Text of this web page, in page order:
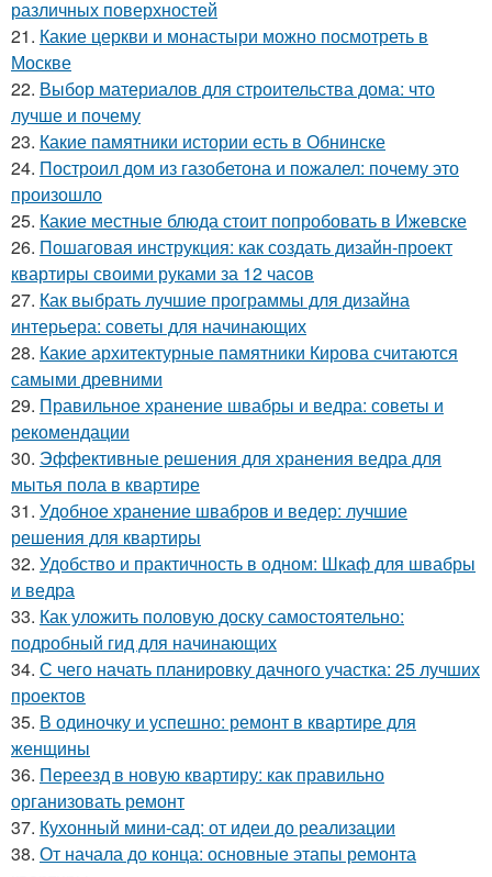
различных поверхностей
21. Какие церкви и монастыри можно посмотреть в
Москве
22. Выбор материалов для строительства дома: что
лучше и почему
23. Какие памятники истории есть в Обнинске
24. Построил дом из газобетона и пожалел: почему это
произошло
25. Какие местные блюда стоит попробовать в Ижевске
26. Пошаговая инструкция: как создать дизайн-проект
квартиры своими руками за 12 часов
27. Как выбрать лучшие программы для дизайна
интерьера: советы для начинающих
28. Какие архитектурные памятники Кирова считаются
самыми древними
29. Правильное хранение швабры и ведра: советы и
рекомендации
30. Эффективные решения для хранения ведра для
мытья пола в квартире
31. Удобное хранение швабров и ведер: лучшие
решения для квартиры
32. Удобство и практичность в одном: Шкаф для швабры
и ведра
33. Как уложить половую доску самостоятельно:
подробный гид для начинающих
34. С чего начать планировку дачного участка: 25 лучших
проектов
35. В одиночку и успешно: ремонт в квартире для
женщины
36. Переезд в новую квартиру: как правильно
организовать ремонт
37. Кухонный мини-сад: от идеи до реализации
38. От начала до конца: основные этапы ремонта